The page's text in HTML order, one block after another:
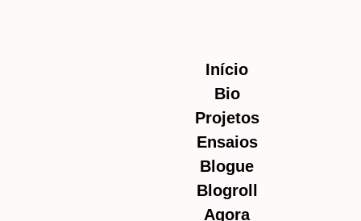
Início
Bio
Projetos
Ensaios
Blogue
Blogroll
Agora